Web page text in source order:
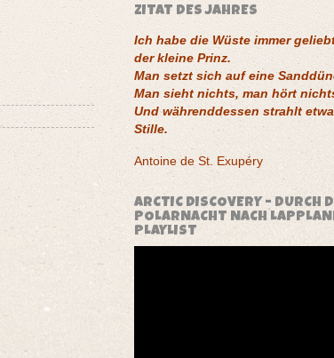
ZITAT DES JAHRES
Ich habe die Wüste immer
der kleine Prinz.
Man setzt sich auf eine
Man sieht nichts, man hört
Und währenddessen strahlt
Stille.
Antoine de St. Exupéry
ARCTIC DISCOVERY – DURCH
POLARNACHT NACH
PLAYLIST